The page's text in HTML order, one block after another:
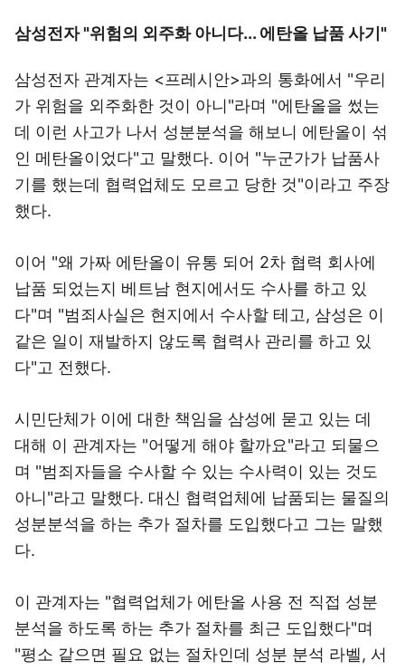
삼성전자 "위험의 외주화 아니다... 에탄올 납품 사기"
삼성전자 관계자는 <프레시안>과의 통화에서 "우리
가 위험을 외주화한 것이 아니"라며 "에탄올을 썼는
데 이런 사고가 나서 성분분석을 해보니 에탄올이 섞
인 메탄올이었다"고 말했다. 이어 "누군가가 납품사
기를 했는데 협력업체도 모르고 당한 것"이라고 주장
했다.
이어 "왜 가짜 에탄올이 유통 되어 2차 협력 회사에
납품 되었는지 베트남 현지에서도 수사를 하고 있
다"며 "범죄사실은 현지에서 수사할 테고, 삼성은 이
같은 일이 재발하지 않도록 협력사 관리를 하고 있
다"고 전했다.
시민단체가 이에 대한 책임을 삼성에 묻고 있는 데
대해 이 관계자는 "어떻게 해야 할까요"라고 되물으
며 "범죄자들을 수사할 수 있는 수사력이 있는 것도
아니"라고 말했다. 대신 협력업체에 납품되는 물질의
성분분석을 하는 추가 절차를 도입했다고 그는 말했
다.
이 관계자는 "협력업체가 에탄올 사용 전 직접 성분
분석을 하도록 하는 추가 절차를 최근 도입했다"며
"평소 같으면 필요 없는 절차인데 성분 분석 라벨, 서